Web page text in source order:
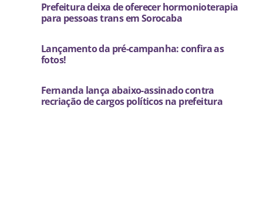
Prefeitura deixa de oferecer hormonioterapia
para pessoas trans em Sorocaba
Lançamento da pré-campanha: confira as
fotos!
Fernanda lança abaixo-assinado contra
recriação de cargos políticos na prefeitura